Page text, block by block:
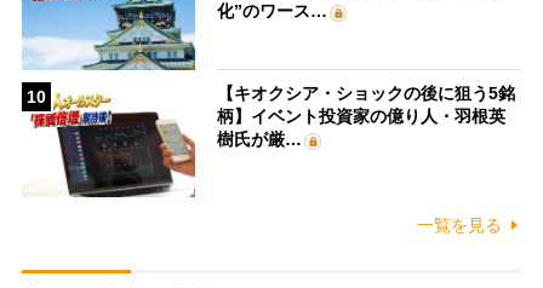
化”のワース…
10
【キオクシア・ショックの後に狙う5銘
柄】イベント投資家の億り人・羽根英
樹氏が厳…
一覧を見る